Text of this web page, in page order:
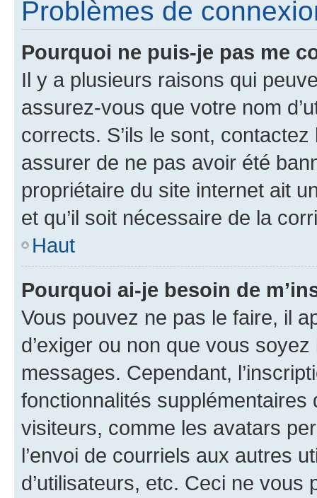
Problèmes de
Pourquoi ne puis-je pas me
Il y a plusieurs raisons qui
assurez-vous que votre nom
corrects. S’ils le sont,
assurer de ne pas avoir été
propriétaire du site internet ait
et qu’il soit nécessaire de la
Haut
Pourquoi ai-je besoin de
Vous pouvez ne pas le faire, il
d’exiger ou non que vous
messages. Cependant,
fonctionnalités
visiteurs, comme les avatars
l’envoi de courriels aux autres
d’utilisateurs, etc. Ceci ne vous